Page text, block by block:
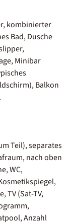
kombinierter
Bad, Dusche
Minibar
Balkon
Teil), separates
nach oben
WC,
TV (Sat-TV,
Anzahl